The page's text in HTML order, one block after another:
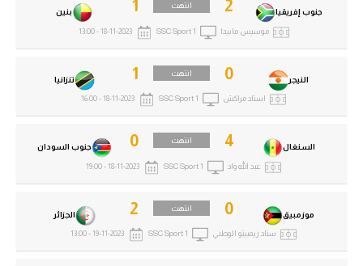
موزمبيق 0 انتهت
الجزائر 2
ستاد زيمبيتو الوطني SSC Sport 1
19-11-2023 - 13:00
السنغال 4 انتهت
جنوب السودان 0
عبد الله واد SSC Sport 1
18-11-2023 - 19:00
النيجر 0 انتهت
تنزانيا 1
استاد مراكش SSC Sport 1
18-11-2023 - 16:00
جنوب إفريقيا 2 انتهت
بنين 1
موسيس مابيدا SSC Sport 1
18-11-2023 - 13:00